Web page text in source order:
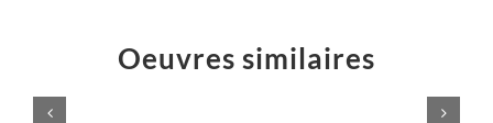
Oeuvres similaires